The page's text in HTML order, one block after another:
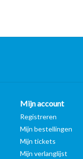
Mijn account
Registreren
Mijn bestellingen
Mijn tickets
Mijn verlanglijst